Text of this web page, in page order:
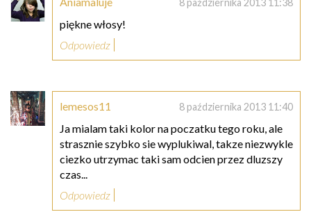
8 października 2013 11:38
piękne włosy!
Odpowiedz
lemesos11 8 października 2013 11:40
Ja mialam taki kolor na poczatku tego roku, ale
strasznie szybko sie wyplukiwal, takze niezwykle
ciezko utrzymac taki sam odcien przez dluzszy
czas...
Odpowiedz